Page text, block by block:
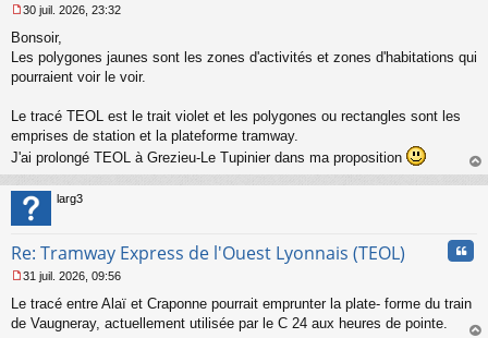
e
s
e
n
o
l
u
30 juil. 2026, 23:32
Bonsoir,
Les polygones jaunes sont les zones d'activités et zones d'habitations qui
pourraient voir le voir.
Le tracé TEOL est le trait violet et les polygones ou rectangles sont les
emprises de station et la plateforme tramway.
J'ai prolongé TEOL à Grezieu-Le Tupinier dans ma proposition
au
larg3
Re: Tramway Express de l'Ouest Lyonnais (TEOL)
e
s
31 juil. 2026, 09:56
Le tracé entre Alaï et Craponne pourrait emprunter la plate- forme du train
de Vaugneray, actuellement utilisée par le C 24 aux heures de pointe.